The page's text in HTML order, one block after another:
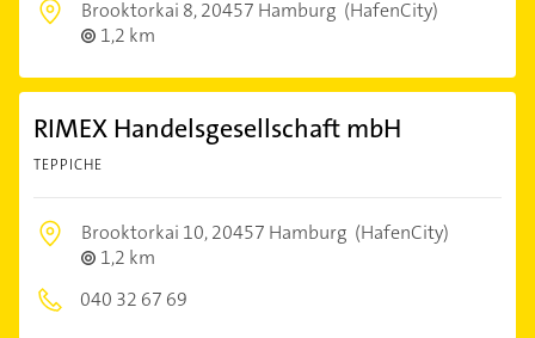
Brooktorkai 8,20457 Hamburg (HafenCity)
1,2 km
RIMEX Handelsgesellschaft mbH
TEPPICHE
Brooktorkai 10,20457 Hamburg (HafenCity)
1,2 km
040 32 67 69